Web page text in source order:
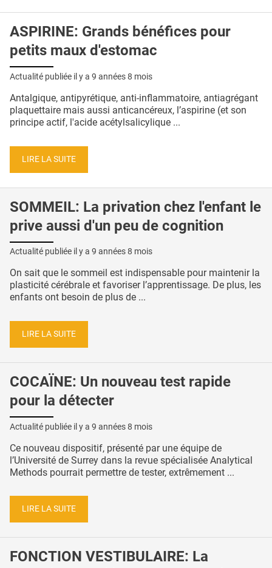
CRÉDITS
ASPIRINE: Grands bénéfices pour
petits maux d'estomac
Actualité publiée il y a 9 années 8 mois
Antalgique, antipyrétique, anti-inflammatoire, antiagrégant
plaquettaire mais aussi anticancéreux, l’aspirine (et son
principe actif, l'acide acétylsalicylique ...
LIRE LA SUITE
SOMMEIL: La privation chez l'enfant le
prive aussi d'un peu de cognition
Actualité publiée il y a 9 années 8 mois
On sait que le sommeil est indispensable pour maintenir la
plasticité cérébrale et favoriser l’apprentissage. De plus, les
enfants ont besoin de plus de ...
LIRE LA SUITE
COCAÏNE: Un nouveau test rapide
pour la détecter
Actualité publiée il y a 9 années 8 mois
Ce nouveau dispositif, présenté par une équipe de
l’Université de Surrey dans la revue spécialisée Analytical
Methods pourrait permettre de tester, extrêmement ...
LIRE LA SUITE
FONCTION VESTIBULAIRE: La